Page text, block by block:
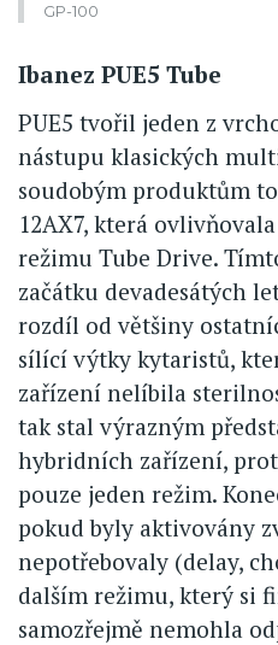
GP-100
Ibanez PUE5 Tube
PUE5 tvořil jeden z
nástupu klasických
soudobým produktům
12AX7, která
režimu Tube Drive.
začátku devadesátých
rozdíl od většiny
sílící výtky kytaristů,
zařízení nelíbila
tak stal výrazným
hybridních zařízení,
pouze jeden režim.
pokud byly aktivovány
nepotřebovaly (delay,
dalším režimu, který si
samozřejmě nemohla